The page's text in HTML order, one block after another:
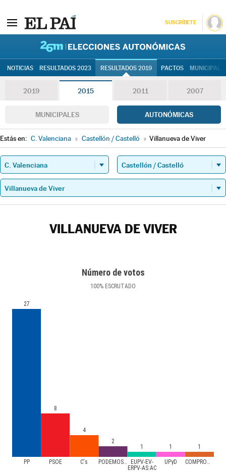
SUSCRÍBETE
NOTICIAS RESULTADOS 2023 RESULTADOS 2019 PACTOS
2019 2015 2011 2007
MUNICIPALES AUTONÓMICAS
Estás en: C. Valenciana » Castellón / Castelló » Villanueva de Viver
VILLANUEVA DE VIVER
Número de votos
100% ESCRUTADO
PP PSOE C's PODEMOS/PODEM
EUPV-EV-
ERPV-AS:AC
UPyD COMPROMÍS
27
8
4
2
1 1 1